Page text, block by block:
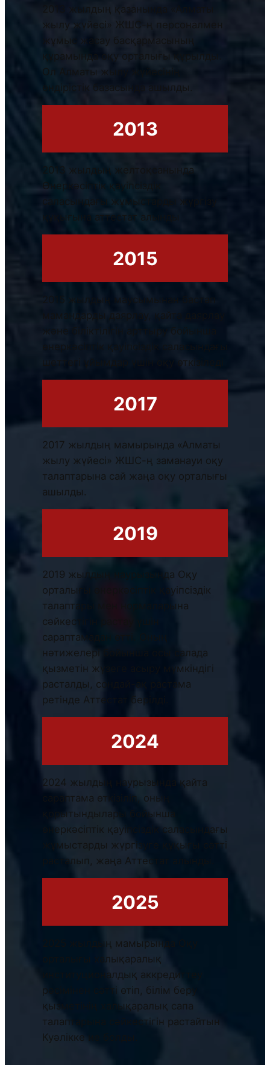
2013 жылдың қазанында «Алматы
жылу жүйесі» ЖШС-ң персоналмен
жұмыс жасау басқармасының
құрамында оқу орталығы құрылды.
Ол Алматы жылу жүйесінің
өндірістік базасында ашылды.
2013
2013 жылдың желтоқсанында
Өнеркәсіптік қауіпсіздік
саласындағы жұмыстарды жүргізу
құқығына аттестат алынды
2015
2015 жылдың маусымынан бастап
мамандарды даярлау, қайта даярлау
және біліктілігін арттыру бойынша
өнеркәсіптік қауіпсіздік саласындағы
шеттегі ұйымдар үшін оқу өткізіледі
2017
2017 жылдың мамырында «Алматы
жылу жүйесі» ЖШС-ң заманауи оқу
талаптарына сай жаңа оқу орталығы
ашылды.
2019
2019 жылдың наурызында Оқу
орталығы өнеркәсіптік қауіпсіздік
талаптары мен нормаларына
сәйкестігін растау үшін
сараптамадан өтті. Оның
нәтижелері бойынша осы салада
қызметін жүзеге асыру мүмкіндігі
расталды, сондай-ақ растама
ретінде Аттестат берілді.
2024
2024 жылдың наурызында қайта
сараптама өткізіліп, оның
қорытындылары бойынша
өнеркәсіптік қауіпсіздік саласындағы
жұмыстарды жүргізуге құқығы сәтті
расталып, жаңа Аттестат алынды.
2025
2025 жылдың мамырында Оқу
орталығы халықаралық
институционалдық аккредиттеу
рәсімінен сәтті өтіп, білім беру
қызметінің халықаралық сапа
талаптарына сәйкестігін растайтын
Куәлікке ие болды.